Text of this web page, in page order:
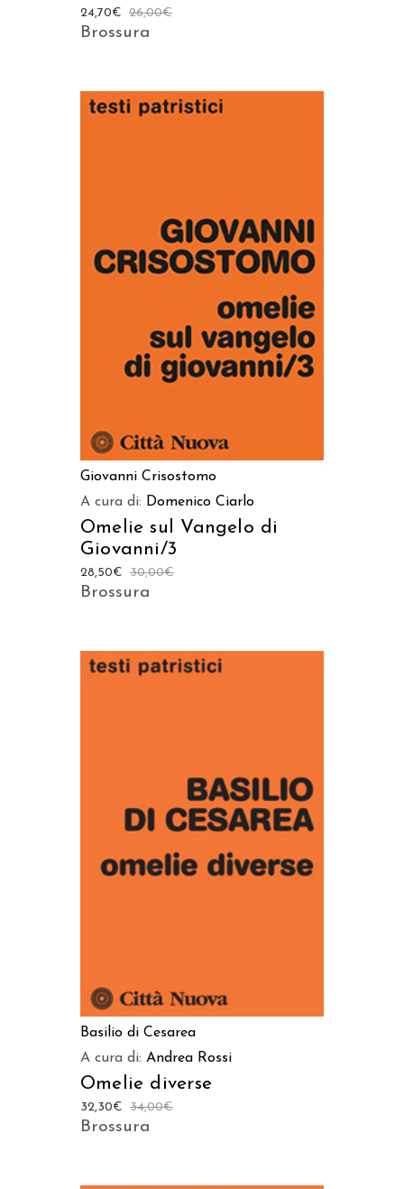
26,00€
24,70€
Brossura
AGGIUNGI AL CARRELLO
Giovanni Crisostomo
A cura di: Domenico Ciarlo
Omelie sul Vangelo di
Giovanni/3
30,00€
28,50€
Brossura
AGGIUNGI AL CARRELLO
Basilio di Cesarea
A cura di: Andrea Rossi
Omelie diverse
34,00€
32,30€
Brossura